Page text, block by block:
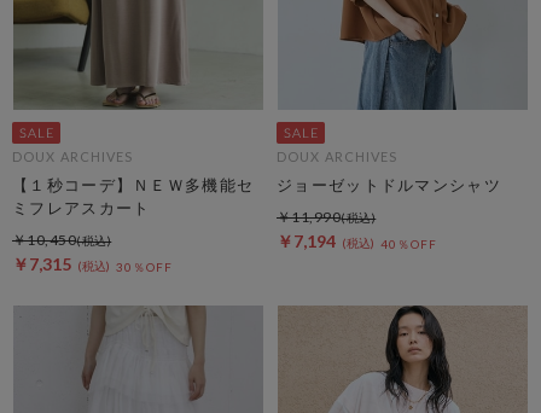
DOUX ARCHIVES
【１秒コーデ】ＮＥＷ多機能セ
ミフレアスカート
￥7,315 30％OFF
￥10,450
DOUX ARCHIVES
ジョーゼットドルマンシャツ
￥7,194 40％OFF
￥11,990